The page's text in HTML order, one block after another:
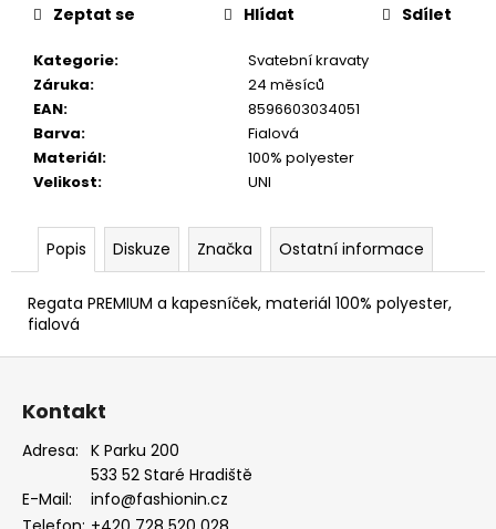
Kategorie:
Svatební kravaty
Záruka:
24 měsíců
EAN:
8596603034051
Barva:
Fialová
Materiál:
100% polyester
Velikost: UNI
Zeptat se Hlídat Sdílet
Popis Diskuze Značka Ostatní informace
Regata PREMIUM a kapesníček, materiál 100% polyester,
fialová
Z
Kontakt
Adresa: K Parku 200
533 52 Staré Hradiště
E-Mail:
info@fashionin.cz